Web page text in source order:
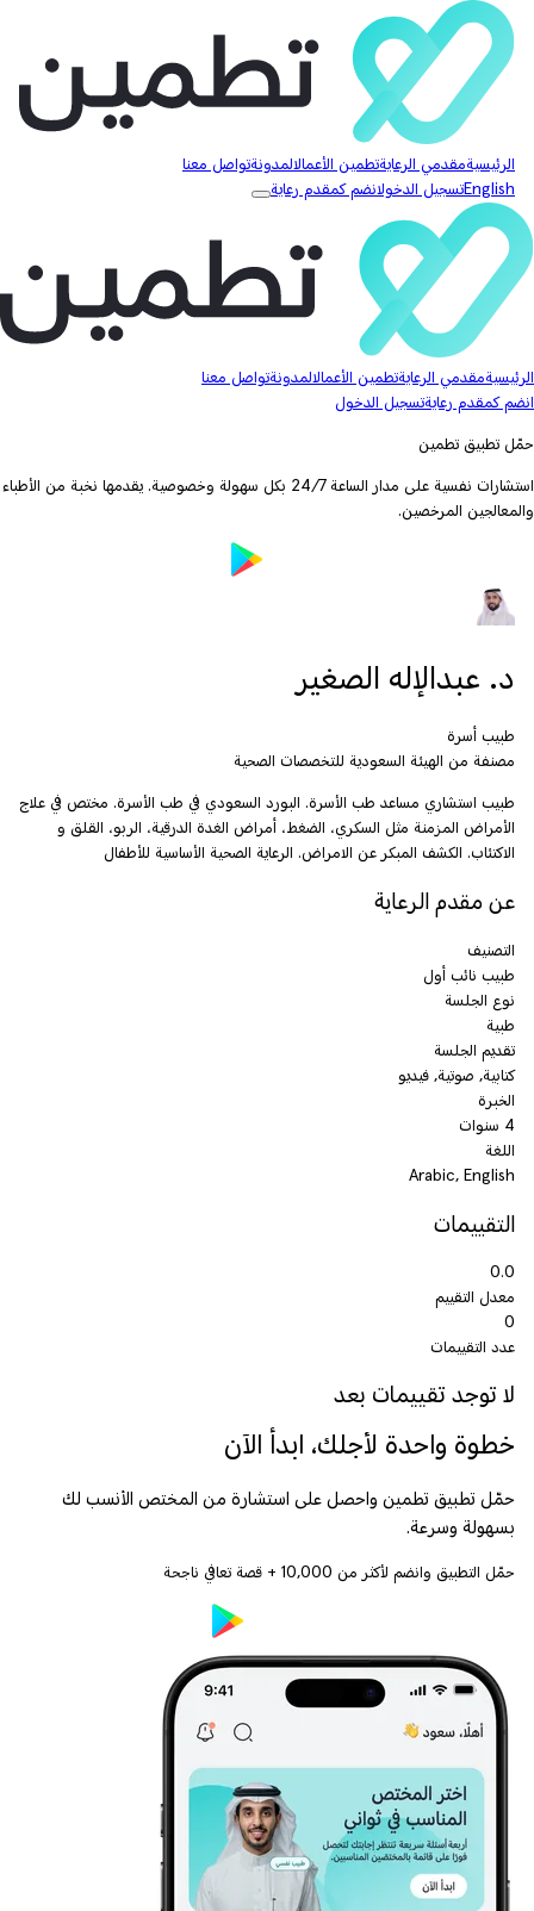
الرئيسيةمقدمي الرعايةتطمين الأعمالالمدونةتواصل معنا
Englishتسجيل الدخولانضم كمقدم رعاية
الرئيسيةمقدمي الرعايةتطمين الأعمالالمدونةتواصل معنا
انضم كمقدم رعايةتسجيل الدخول
حمّل تطبيق تطمين
استشارات نفسية على مدار الساعة 24/7 بكل سهولة وخصوصية. يقدمها نخبة من الأطباء
والمعالجين المرخصين.
د. عبدالإله الصغير
طبيب أسرة
مصنفة من الهيئة السعودية للتخصصات الصحية
طبيب استشاري مساعد طب الأسرة. البورد السعودي في طب الأسرة. مختص في علاج
الأمراض المزمنة مثل السكري، الضغط، أمراض الغدة الدرقية، الربو، القلق و
الاكتئاب. الكشف المبكر عن الامراض. الرعاية الصحية الأساسية للأطفال
عن مقدم الرعاية
التصنيف
طبيب نائب أول
نوع الجلسة
طبية
تقديم الجلسة
كتابية, صوتية, فيديو
الخبرة
4 سنوات
اللغة
Arabic, English
التقييمات
0.0
معدل التقييم
0
عدد التقييمات
لا توجد تقييمات بعد
خطوة واحدة لأجلك، ابدأ الآن
حمّل تطبيق تطمين واحصل على استشارة من المختص الأنسب لك
بسهولة وسرعة.
حمّل التطبيق وانضم لأكثر من 10,000 + قصة تعافي ناجحة